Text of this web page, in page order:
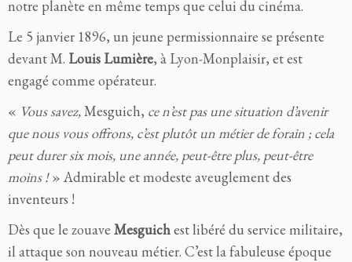
notre planète en même temps que celui du cinéma.
Le 5 janvier 1896, un jeune permissionnaire se présente
devant M. Louis Lumière, à Lyon-Monplaisir, et est
engagé comme opérateur.
« Vous savez,Mesguich, ce n’est pas une situation d’avenir
que nous vous offrons, c’est plutôt un métier de forain ; cela
peut durer six mois, une année, peut-être plus, peut-être
moins !» Admirable et modeste aveuglement des
inventeurs !
Dès que le zouave Mesguichest libéré du service militaire,
il attaque son nouveau métier. C’est la fabuleuse époque